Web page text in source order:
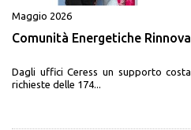
Maggio 2026
Comunità Energetiche
Dagli uffici Ceress un supporto
richieste delle 174...